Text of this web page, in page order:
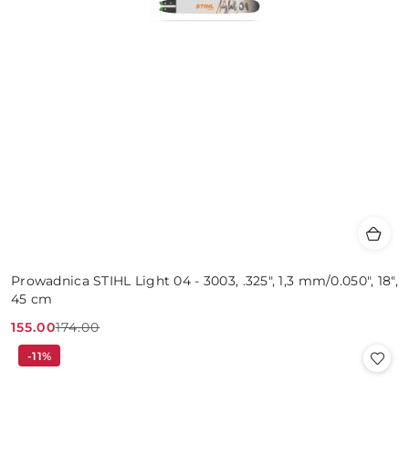
Prowadnica STIHL Light 04 - 3003, .325", 1,3 mm/0.050", 18",
45 cm
Cena
promocyjna:
155.00
Cena
przed
174.00
-11%